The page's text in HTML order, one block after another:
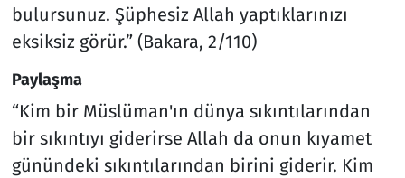
bulursunuz. Şüphesiz Allah yaptıklarınızı
eksiksiz görür.” (Bakara, 2/110)
Paylaşma
“Kim bir Müslüman'ın dünya sıkıntılarından
bir sıkıntıyı giderirse Allah da onun kıyamet
günündeki sıkıntılarından birini giderir. Kim